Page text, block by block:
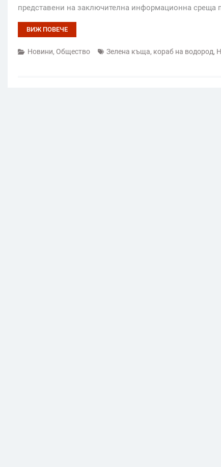
представени на заключителна информационна среща
ВИЖ ПОВЕЧЕ
Новини, Общество Зелена къща, кораб на водород,